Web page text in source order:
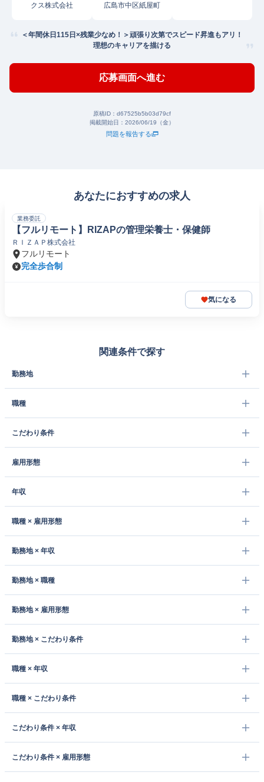
クス株式会社
広島市中区紙屋町
＜年間休日115日×残業少なめ！＞頑張り次第でスピード昇進もアリ！
理想のキャリアを描ける
応募画面へ進む
原稿ID： d67525b5b03d79cf
掲載開始日： 2026/06/19（金）
問題を報告する
あなたにおすすめの求人
業務委託
【フルリモート】RIZAPの管理栄養士・保健師
ＲＩＺＡＰ株式会社
フルリモート
完全歩合制
気になる
関連条件で探す
勤務地
職種
こだわり条件
雇用形態
年収
職種 × 雇用形態
勤務地 × 年収
勤務地 × 職種
勤務地 × 雇用形態
勤務地 × こだわり条件
職種 × 年収
職種 × こだわり条件
こだわり条件 × 年収
こだわり条件 × 雇用形態